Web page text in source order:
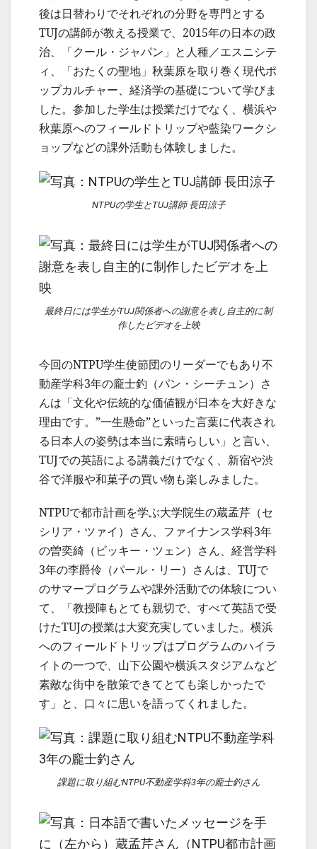
後は日替わりでそれぞれの分野を専門とする
TUJの講師が教える授業で、2015年の日本の政
治、「クール・ジャパン」と人種／エスニシテ
ィ、「おたくの聖地」秋葉原を取り巻く現代ポ
ップカルチャー、経済学の基礎について学びま
した。参加した学生は授業だけでなく、横浜や
秋葉原へのフィールドトリップや藍染ワークシ
ョップなどの課外活動も体験しました。
NTPUの学生とTUJ講師 長田涼子
最終日には学生がTUJ関係者への謝意を表し自主的に制
作したビデオを上映
今回のNTPU学生使節団のリーダーでもあり不
動産学科3年の龐士釣（パン・シーチュン）さ
んは「文化や伝統的な価値観が日本を大好きな
理由です。”一生懸命”といった言葉に代表され
る日本人の姿勢は本当に素晴らしい」と言い、
TUJでの英語による講義だけでなく、新宿や渋
谷で洋服や和菓子の買い物も楽しみました。
NTPUで都市計画を学ぶ大学院生の蔵孟芹（セ
シリア・ツァイ）さん、ファイナンス学科3年
の曽奕綺（ビッキー・ツェン）さん、経営学科
3年の李爵伶（パール・リー）さんは、TUJで
のサマープログラムや課外活動での体験につい
て、「教授陣もとても親切で、すべて英語で受
けたTUJの授業は大変充実していました。横浜
へのフィールドトリップはプログラムのハイラ
イトの一つで、山下公園や横浜スタジアムなど
素敵な街中を散策できてとても楽しかったで
す」と、口々に思いを語ってくれました。
課題に取り組むNTPU不動産学科3年の龐士釣さん